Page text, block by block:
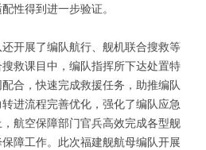
性得到进一步验证。
开展了编队航行、舰机联合搜救等
救课目中，编队指挥所下达处置特
合，快速完成救援任务，助推编队
进流程完善优化，强化了编队应急
航空保障部门官兵高效完成各型舰
障工作。此次福建舰航母编队开展